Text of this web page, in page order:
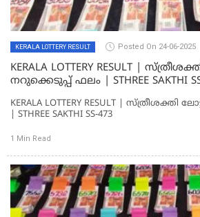
KERALA LOTTERY RESULT Posted On 24-06-2025
KERALA LOTTERY RESULT |
KERALA LOTTERY RESULT | സ്ത്രീശക്തി
| STHREE SAKTHI SS-473
1 Min Read